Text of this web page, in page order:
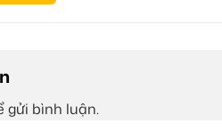
gửi bình luận.